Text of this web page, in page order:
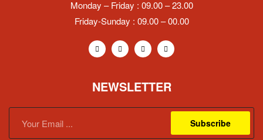
Monday – Friday : 09.00 – 23.00
Friday-Sunday : 09.00 – 00.00
NEWSLETTER
Subscribe